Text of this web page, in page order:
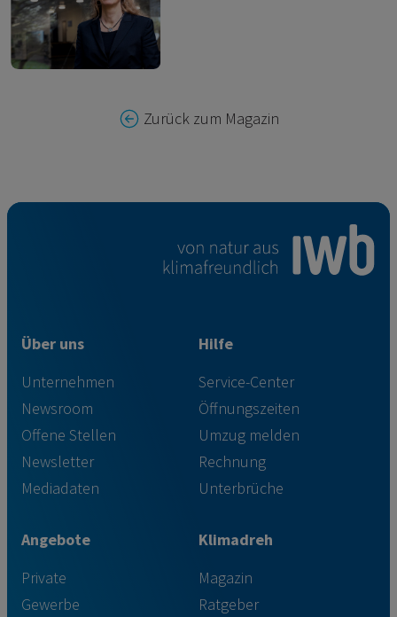
Zurück zum Magazin
Über uns
Unternehmen
Newsroom
Offene Stellen
Newsletter
Mediadaten
Hilfe
Service-Center
Öffnungszeiten
Umzug melden
Rechnung
Unterbrüche
Angebote
Private
Gewerbe
Klimadreh
Magazin
Ratgeber